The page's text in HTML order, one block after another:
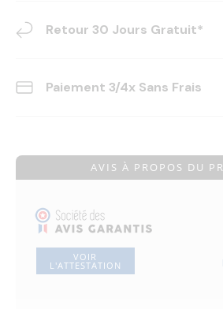
Retour 30 Jours Gratuit*
Paiement 3/4x Sans Frais
AVIS À PROPOS DU
VOIR
L'ATTESTATION